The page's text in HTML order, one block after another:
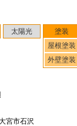
太陽光
塗装
屋根塗装
外壁塗装
宮市石沢